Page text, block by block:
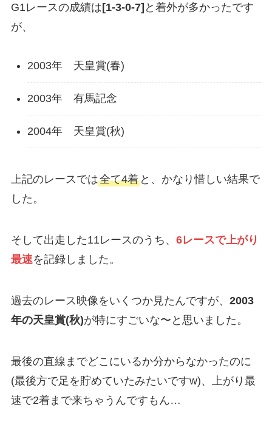
G1レースの成績は[1-3-0-7] と着外が多かったです
が、
2003年 天皇賞(春)
2003年 有馬記念
2004年 天皇賞(秋)
上記のレースでは全て4着と、かなり惜しい結果で
した。
そして出走した11レースのうち、 6レースで上がり
最速を記録しました。
過去のレース映像をいくつか見たんですが、 2003
年の天皇賞(秋)が特にすごいな〜と思いました。
最後の直線までどこにいるか分からなかったのに
(最後方で足を貯めていたみたいですw)、上がり最
速で2着まで来ちゃうんですもん…